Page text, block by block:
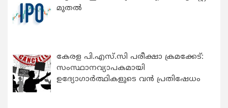
മുതൽ
കേരള പി.എസ്.സി പരീക്ഷാ ക്രമക്കേട്:
സംസ്ഥാനവ്യാപകമായി
ഉദ്യോഗാര്‍ത്ഥികളുടെ വന്‍ പ്രതിഷേധം